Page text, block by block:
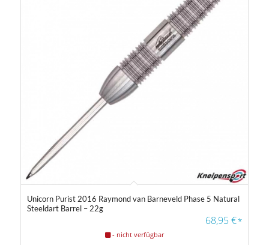
Unicorn Purist 2016 Raymond van Barneveld Phase 5 Natural
Steeldart Barrel – 22g
68,95€*
- nicht verfügbar